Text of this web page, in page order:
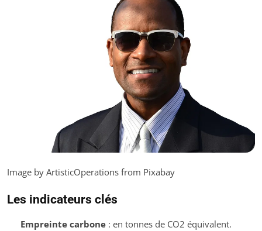
Image by ArtisticOperations from Pixabay
Les indicateurs clés
Empreinte carbone: en tonnes de CO2 équivalent.